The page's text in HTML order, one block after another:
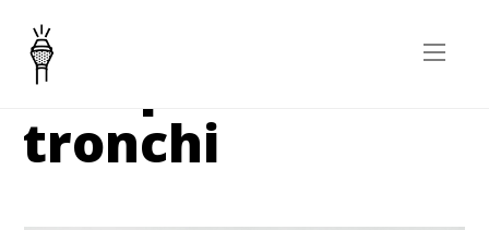
Composizione
tronchi